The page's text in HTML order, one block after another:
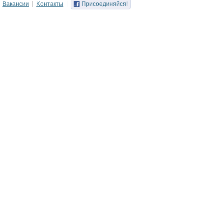
Вакансии
Kонтакты Присоединяйся!